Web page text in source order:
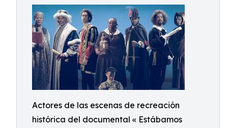
Actores de las escenas de recreación
histórica del documental « Estábamos